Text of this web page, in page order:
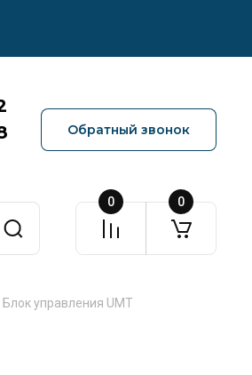
Обратный звонок
0 0
Блок управления UMT